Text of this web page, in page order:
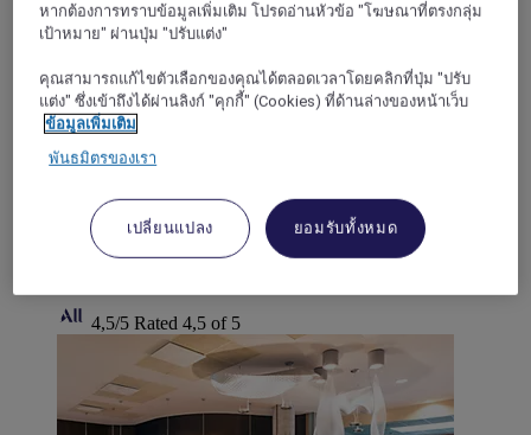
LYON VILLEURBANNE, ฝรั่งเศส
Mercure Lyon Centre Charpennes Parc de la
Tête d'Or
hotel is close to Lyons attractions and public transport.
car park and modular seminar spaces with natural light. Our
hotel has a generous breakfast with local specialties. Head to
La Bascule, our chic and friendly concept restaurant, which
4,5/5 Rated 4,5 of 5
หากต้องการทราบข้อมูลเพิ่มเติม โปรดอ่านหัวข้อ "โฆษณาที่ตรงกลุ่ม
เป้าหมาย" ผ่านปุ่ม "ปรับแต่ง"
คุณสามารถแก้ไขตัวเลือกของคุณได้ตลอดเวลาโดยคลิกที่ปุ่ม "ปรับ
แต่ง" ซึ่งเข้าถึงได้ผ่านลิงก์ "คุกกี้" (Cookies) ที่ด้านล่างของหน้าเว็บ
ข้อมูลเพิ่มเติม
พันธมิตรของเรา
เปลี่ยนแปลง ยอมรับทั้งหมด